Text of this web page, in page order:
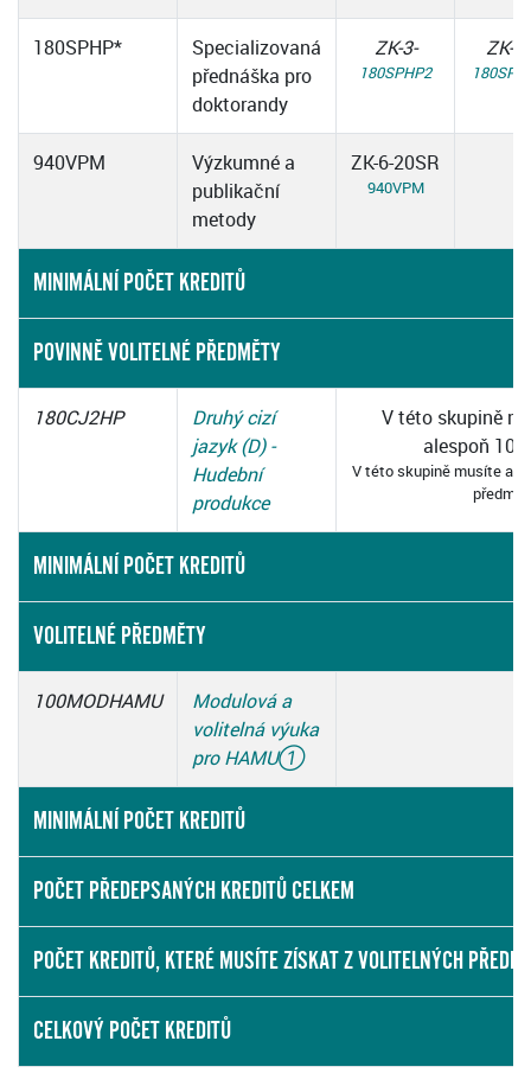
180SPHP*
Specializovaná
přednáška pro
doktorandy
ZK-3-
180SPHP2
ZK-3-
940VPM
Výzkumné a
publikační
metody
ZK-6-20SR
940VPM
MINIMÁLNÍ POČET KREDITŮ
POVINNĚ VOLITELNÉ PŘEDMĚTY
180CJ2HP
Druhý cizí
jazyk (D) -
Hudební
produkce
V této skupině
alespoň 10
V této skupině musíte
předmět
MINIMÁLNÍ POČET KREDITŮ
VOLITELNÉ PŘEDMĚTY
100MODHAMU
Modulová a
volitelná výuka
pro HAMU①
MINIMÁLNÍ POČET KREDITŮ
POČET PŘEDEPSANÝCH KREDITŮ CELKEM
POČET KREDITŮ, KTERÉ MUSÍTE ZÍSKAT Z VOLITELNÝCH
CELKOVÝ POČET KREDITŮ